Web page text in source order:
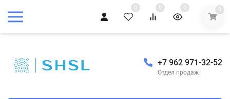
0 0 0 0
+7 962 971-32-52
Отдел продаж